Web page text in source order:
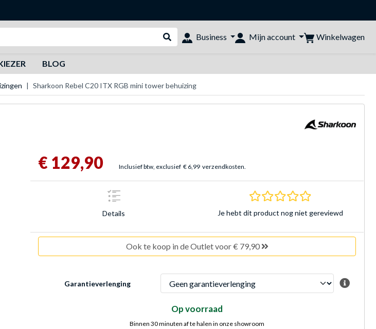
Webshop doorzoeken
Business Mijn account Winkelwagen
BLOG
Sharkoon Rebel C20 ITX RGB mini tower behuizing
€ 129,90 Inclusief btw, exclusief € 6,99 verzendkosten.
Details
0.0 sterren
Je hebt dit product nog niet gereviewd
Ook te koop in de Outlet voor € 79,90
Garantieverlenging
Op voorraad
Binnen 30 minuten af te halen in onze showroom